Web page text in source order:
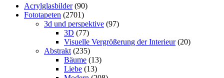
Acrylglasbilder (90)
Fototapeten (2701)
3d und perspektive (97)
3D (77)
Visuelle Vergrößerung der Interieur (20)
Abstrakt (235)
Bäume (13)
Liebe (13)